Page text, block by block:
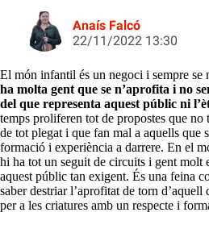
Anaís Falcó
22/11/2022 13:30
El món infantil és un negoci i sempre se
ha molta gent que se n’aprofita i no
del que representa aquest públic ni
temps proliferen tot de propostes que
de tot plegat i que fan mal a aquells que
formació i experiència a darrere. En el
hi ha tot un seguit de circuits i gent molt
aquest públic tan exigent. És una feina
saber destriar l’aprofitat de torn d’aquell
per a les criatures amb un respecte i